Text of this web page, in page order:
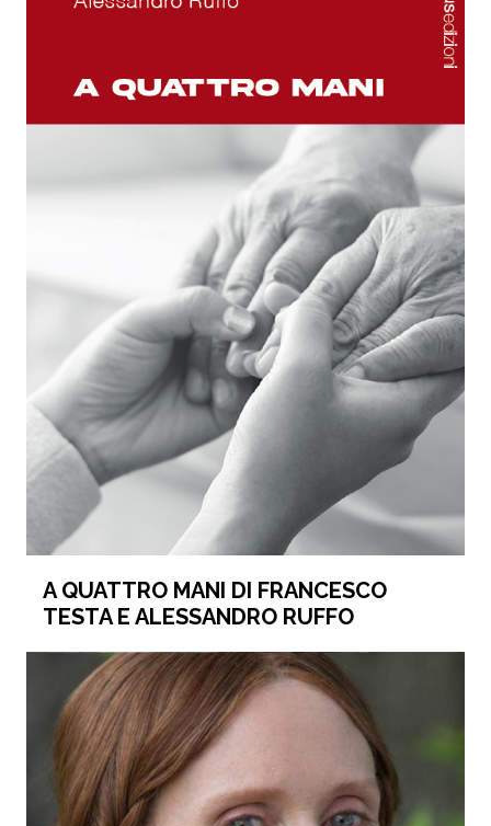
A QUATTRO MANI DI FRANCESCO
TESTA E ALESSANDRO RUFFO